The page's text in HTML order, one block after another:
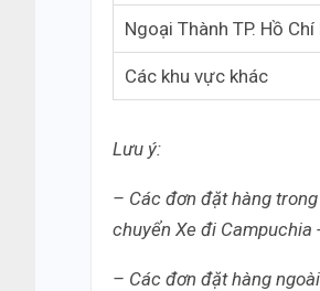
Ngoại Thành TP. Hồ Chí
Các khu vực khác
Lưu ý:
– Các đơn đặt hàng
chuyển Xe đi Campuchia
– Các đơn đặt hàng